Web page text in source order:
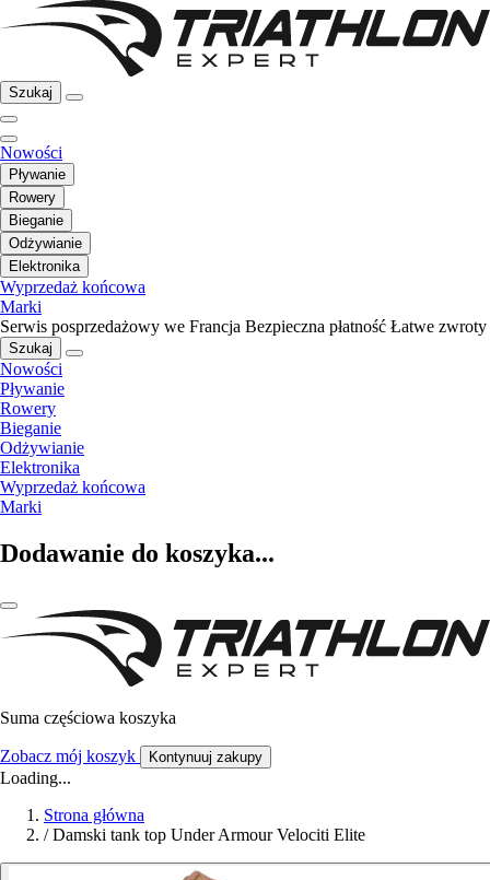
Szukaj
Nowości
Pływanie
Rowery
Bieganie
Odżywianie
Elektronika
Wyprzedaż końcowa
Marki
Serwis posprzedażowy we Francja Bezpieczna płatność Łatwe zwroty
Szukaj
Nowości
Pływanie
Rowery
Bieganie
Odżywianie
Elektronika
Wyprzedaż końcowa
Marki
Dodawanie do koszyka...
Suma częściowa koszyka
Zobacz mój koszyk Kontynuuj zakupy
Loading...
Strona główna
/ Damski tank top Under Armour Velociti Elite